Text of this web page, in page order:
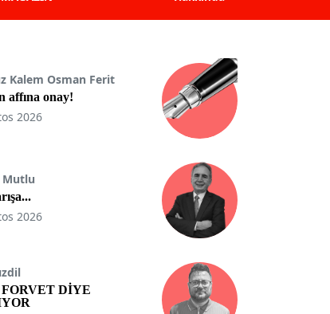
Kalem Osman Ferit
affına onay!
2026
Mutlu
2026
DİYE